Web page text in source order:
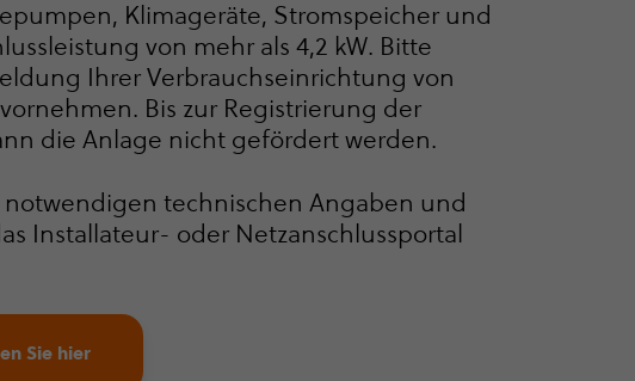
Klimageräte, Stromspeicher und
von mehr als 4,2 kW. Bitte
Ihrer Verbrauchs­ein­rich­tung von
Bis zur Registrierung der
die Anlage nicht gefördert werden.
technischen Angaben und
Installateur- oder Netz­an­schluss­portal
Sie hier